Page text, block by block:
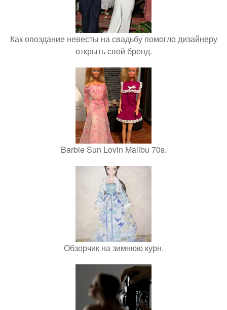
Как опоздание невесты на свадьбу помогло дизайнеру
открыть свой бренд.
Barbie Sun Lovin Malibu 70s.
Обзорчик на зимнюю курн.